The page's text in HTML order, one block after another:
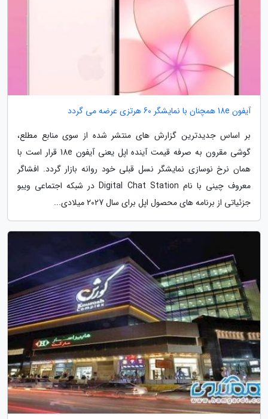
آیفون 18e همچنان با نمایشگر 60 هرتزی عرضه می گردد
بر اساس جدیدترین گزارش های منتشر شده از سوی منابع مطلع،
گوشی مقرون به صرفه قیمت آینده اپل یعنی آیفون 18e قرار است با
همان نرخ نوسازی نمایشگر نسل قبلی خود روانه بازار گردد. افشاگر
معروف چینی با نام Digital Chat Station در شبکه اجتماعی ویبو
جزئیاتی از برنامه های محصول اپل برای سال 2027 میلادی...